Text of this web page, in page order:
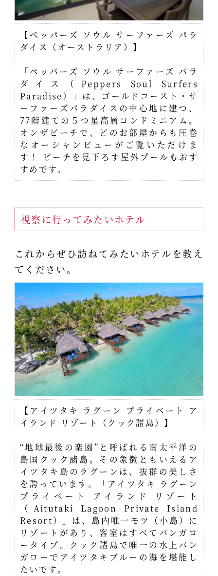
【ペッパーズ ソウル サーファーズ パラ
ダイス（オーストラリア）】
「ペッパーズ ソウル サーファーズ パラ
ダイス（Peppers Soul Surfers
Paradise）」は、ゴールドコースト・サ
ーファーズパラダイスの中心地に建つ、
77階建ての５つ星高層コンドミニアム。
オンザビーチで、どのお部屋からも圧巻
なオーシャンビューがご覧いただけま
す！ ビーチを見下ろす屋外プールもおす
すめです。
視察に行ってみたいホテル
これからぜひ訪ねてみたいホテルを教え
てください。
【アイツタキ ラグーン プライベート ア
イランド リゾート（クック諸島）】
“地球最後の楽園”と呼ばれる南太平洋の
島国クック諸島。その象徴ともいえるア
イツタキ島のラグーンは、抜群の美しさ
を誇っています。「アイツタキ ラグーン
プライベート アイランド リゾート
（Aitutaki Lagoon Private Island
Resort）」は、島内唯一モツ（小島）に
リゾートがあり、客室はすべてバンガロ
ータイプ。クック諸島で唯一の水上バン
ガローでアイツタキブルーの海を堪能し
たいです。